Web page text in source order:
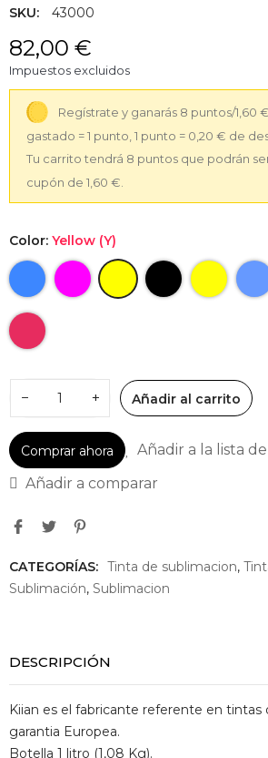
SKU: 43000
82,00 €
Impuestos excluidos
Regístrate y ganarás 8 puntos/1,60 €
gastado = 1 punto, 1 punto = 0,20 € de
Tu carrito tendrá 8 puntos que podrán
cupón de 1,60 €.
Color: Yellow (Y)
− + Añadir al carrito
Comprar ahora
Añadir a la lista
Añadir a comparar
CATEGORÍAS: Tinta de sublimacion,
Sublimación, Sublimacion
DESCRIPCIÓN
Kiian es el fabricante referente en tintas
garantia Europea.
Botella 1 litro (1,08 Kg).